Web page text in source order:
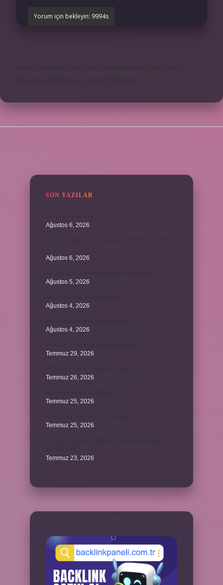
SON YAZILAR
Ağustos 6, 2026
Ağustos 6, 2026
Ağustos 5, 2026
Ağustos 4, 2026
Ağustos 4, 2026
Temmuz 29, 2026
Temmuz 26, 2026
Temmuz 25, 2026
Temmuz 25, 2026
Temmuz 23, 2026